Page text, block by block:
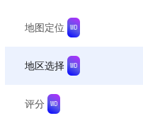
地图定位
地区选择
评分